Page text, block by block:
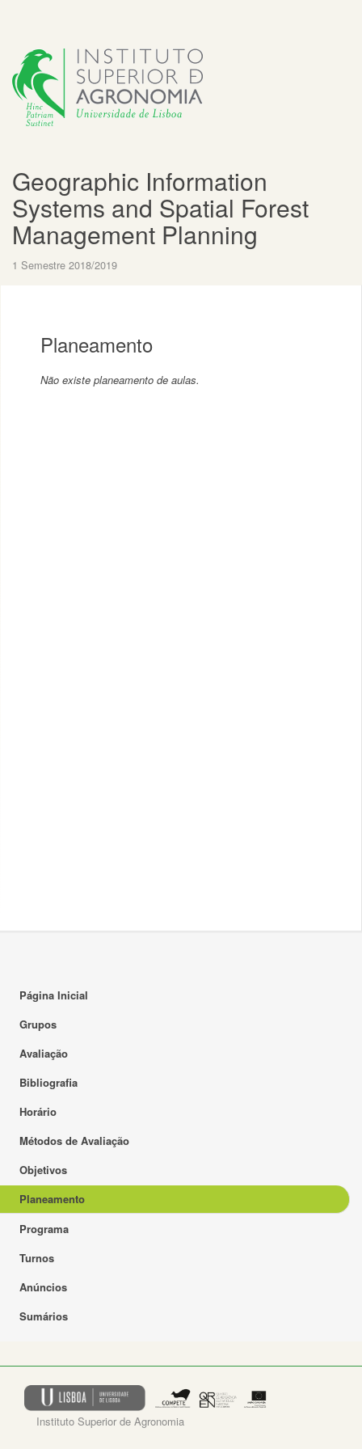
Geographic Information
Systems and Spatial Forest
Management Planning
1 Semestre 2018/2019
Planeamento
Não existe planeamento de aulas.
Página Inicial
Grupos
Avaliação
Bibliografia
Horário
Métodos de Avaliação
Objetivos
Planeamento
Programa
Turnos
Anúncios
Sumários
Instituto Superior de Agronomia